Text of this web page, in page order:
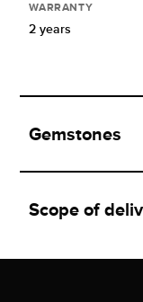
WARRANTY
2 years
Gemstones
Scope of